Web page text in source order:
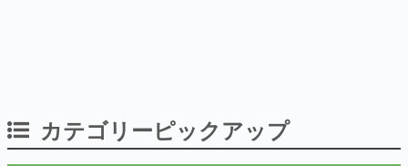
カテゴリーピックアップ